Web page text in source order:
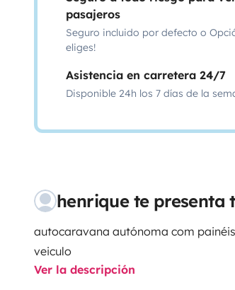
pasajeros
Seguro incluido por defecto o
eliges!
Asistencia en carretera 24/7
Disponible 24h los 7 días de la
henrique te
autocaravana autónoma com
veiculo
Ver la descripción